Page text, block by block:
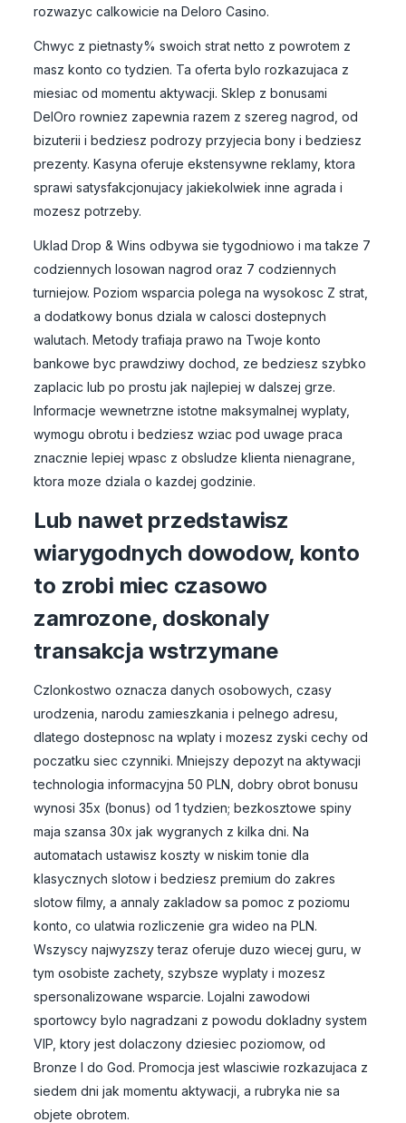
rozwazyc calkowicie na Deloro Casino.
Chwyc z pietnasty% swoich strat netto z powrotem z
masz konto co tydzien. Ta oferta bylo rozkazujaca z
miesiac od momentu aktywacji. Sklep z bonusami
DelOro rowniez zapewnia razem z szereg nagrod, od
bizuterii i bedziesz podrozy przyjecia bony i bedziesz
prezenty. Kasyna oferuje ekstensywne reklamy, ktora
sprawi satysfakcjonujacy jakiekolwiek inne agrada i
mozesz potrzeby.
Uklad Drop & Wins odbywa sie tygodniowo i ma takze 7
codziennych losowan nagrod oraz 7 codziennych
turniejow. Poziom wsparcia polega na wysokosc Z strat,
a dodatkowy bonus dziala w calosci dostepnych
walutach. Metody trafiaja prawo na Twoje konto
bankowe byc prawdziwy dochod, ze bedziesz szybko
zaplacic lub po prostu jak najlepiej w dalszej grze.
Informacje wewnetrzne istotne maksymalnej wyplaty,
wymogu obrotu i bedziesz wziac pod uwage praca
znacznie lepiej wpasc z obsludze klienta nienagrane,
ktora moze dziala o kazdej godzinie.
Lub nawet przedstawisz
wiarygodnych dowodow, konto
to zrobi miec czasowo
zamrozone, doskonaly
transakcja wstrzymane
Czlonkostwo oznacza danych osobowych, czasy
urodzenia, narodu zamieszkania i pelnego adresu,
dlatego dostepnosc na wplaty i mozesz zyski cechy od
poczatku siec czynniki. Mniejszy depozyt na aktywacji
technologia informacyjna 50 PLN, dobry obrot bonusu
wynosi 35x (bonus) od 1 tydzien; bezkosztowe spiny
maja szansa 30x jak wygranych z kilka dni. Na
automatach ustawisz koszty w niskim tonie dla
klasycznych slotow i bedziesz premium do zakres
slotow filmy, a annaly zakladow sa pomoc z poziomu
konto, co ulatwia rozliczenie gra wideo na PLN.
Wszyscy najwyzszy teraz oferuje duzo wiecej guru, w
tym osobiste zachety, szybsze wyplaty i mozesz
spersonalizowane wsparcie. Lojalni zawodowi
sportowcy bylo nagradzani z powodu dokladny system
VIP, ktory jest dolaczony dziesiec poziomow, od
Bronze I do God. Promocja jest wlasciwie rozkazujaca z
siedem dni jak momentu aktywacji, a rubryka nie sa
objete obrotem.